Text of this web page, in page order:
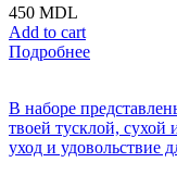
450 MDL
Add to cart
Подробнее
В наборе
твоей тусклой, сухой
уход и удовольствие